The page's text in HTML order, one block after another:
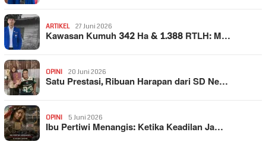
ARTIKEL 27 Juni 2026
Kawasan Kumuh 342 Ha & 1.388 RTLH: M…
OPINI 20 Juni 2026
Satu Prestasi, Ribuan Harapan dari SD Ne…
OPINI 5 Juni 2026
Ibu Pertiwi Menangis: Ketika Keadilan Ja…